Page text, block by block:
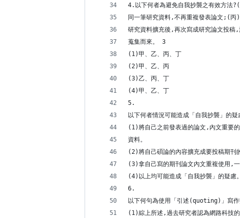
4.以下何者為避免自我抄襲之有效方法
同一筆研究資料,不再重複發表論文;(丙
研究資料擴充後,再次寫成研究論文投稿
蒐集而來。 3
(1)甲、乙、丙、丁
(2)甲、乙、丙
(3)乙、丙、丁
(4)甲、乙、丁
5.
以下何者情況可能造成「自我抄襲」的
(1)將自己之前發表過的論文,內文重要
資料。
(2)將自己碩論的內容擴充成要投稿期刊
(3)拿自己寫的期刊論文內文重複使用,一
(4)以上均可能造成「自我抄襲」的疑慮。
6.
以下何句為使用「引述(quoting)」寫
(1)綜上所述,過去研究者認為網路科技